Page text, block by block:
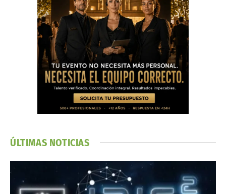
ÚLTIMAS NOTICIAS